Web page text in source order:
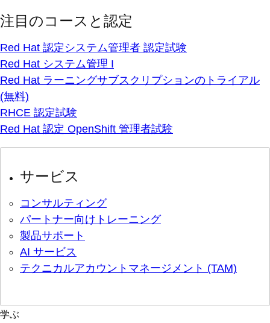
注目のコースと認定
Red Hat 認定システム管理者 認定試験
Red Hat システム管理 I
Red Hat ラーニングサブスクリプションのトライアル
(無料)
RHCE 認定試験
Red Hat 認定 OpenShift 管理者試験
サービス
コンサルティング
パートナー向けトレーニング
製品サポート
AI サービス
テクニカルアカウントマネージメント (TAM)
学ぶ